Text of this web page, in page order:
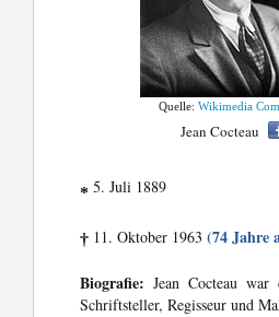
Quelle:Wikimedia
Jean Cocteau
* 5. Juli 1889
† 11. Oktober 1963(74 Jahre
Biografie: Jean Cocteau war
Schriftsteller, Regisseur und